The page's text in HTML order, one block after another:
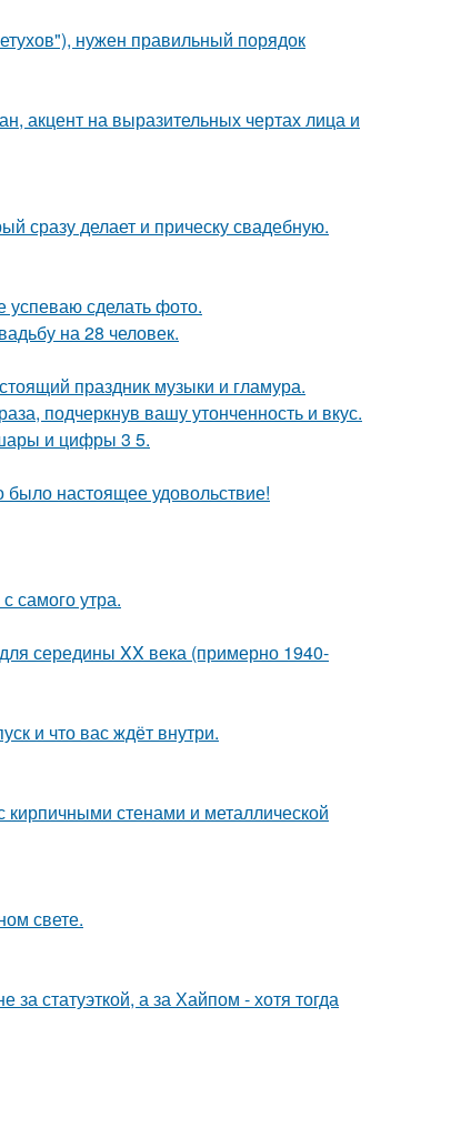
нужен правильный порядок
акцент на выразительных чертах лица и
сразу делает и прическу свадебную.
успеваю сделать фото.
на 28 человек.
праздник музыки и гламура.
подчеркнув вашу утонченность и вкус.
и цифры 3 5.
настоящее удовольствие!
самого утра.
середины XX века (примерно 1940-
и что вас ждёт внутри.
стенами и металлической
свете.
статуэткой, а за Хайпом - хотя тогда